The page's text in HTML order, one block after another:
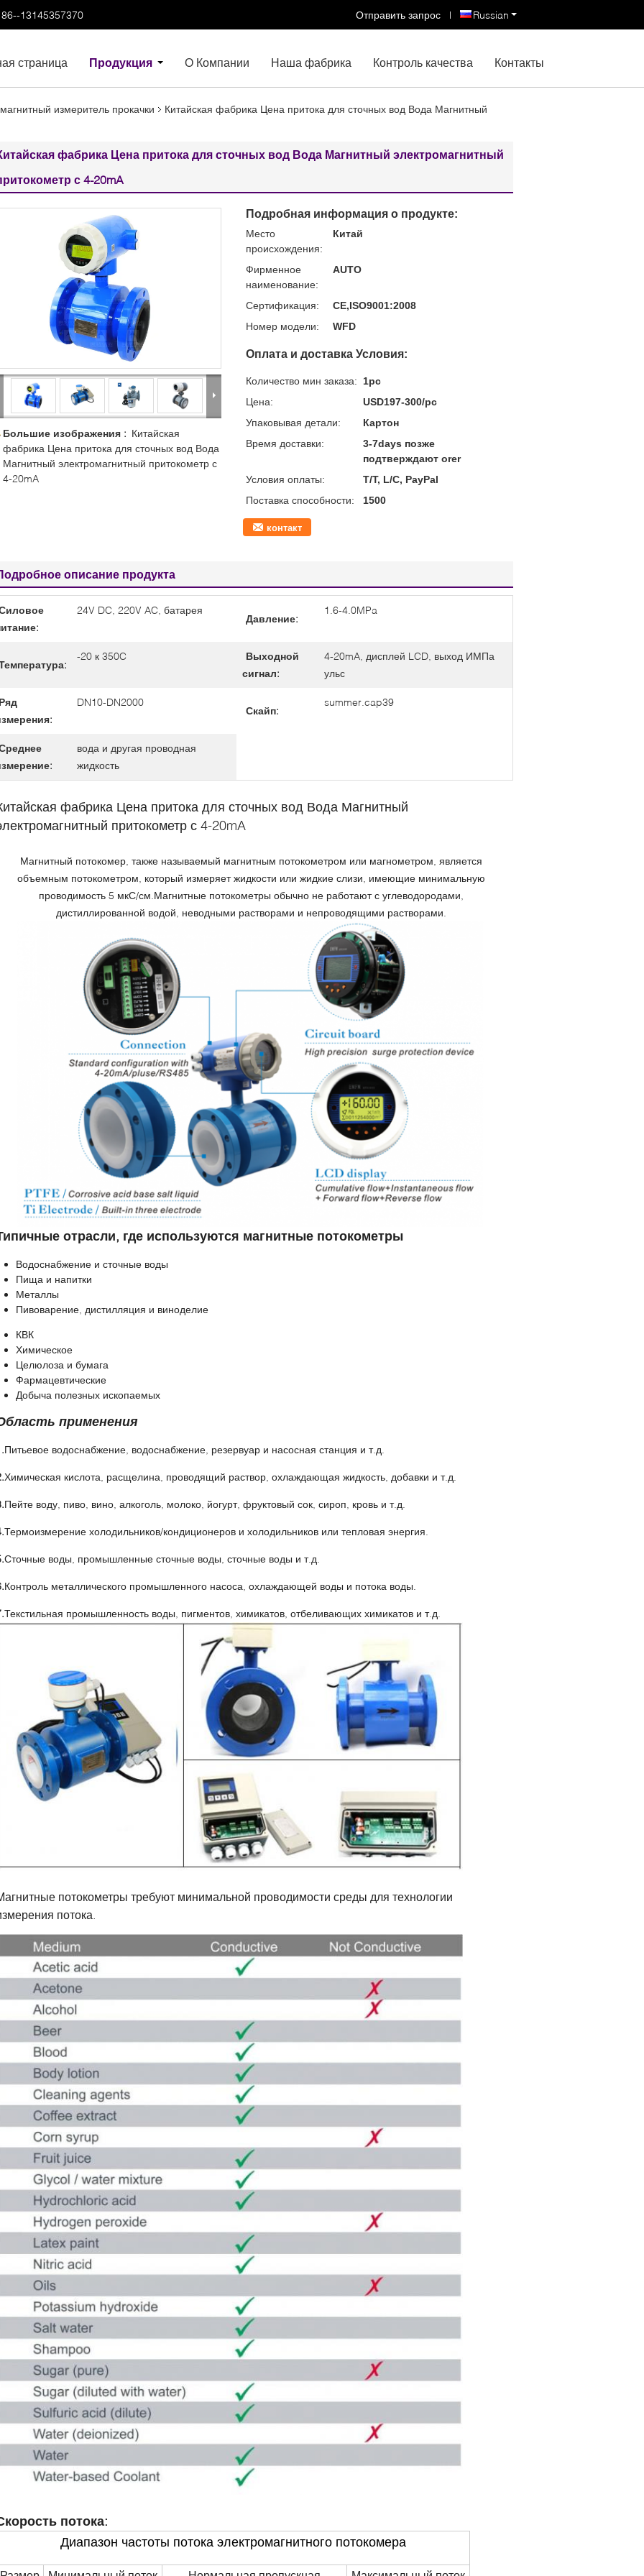
86--13145357370 Russian
Отправить запрос |
страница Продукция О Компании Наша фабрика Контроль качества Контакты
измеритель прокачки Китайская фабрика Цена притока для сточных вод Вода Магнитный
фабрика Цена притока для сточных вод Вода Магнитный электромагнитный
с 4-20mA
Большие изображения : Китайская
фабрика Цена притока для сточных вод Вода
Магнитный электромагнитный притокометр с
4-20mA
Подробная информация о продукте:
Место
происхождения:
Китай
Фирменное
наименование:
AUTO
Сертификация:
CE,ISO9001:2008
Номер модели:
WFD
Оплата и доставка Условия:
Количество мин заказа:
1pc
Цена:
USD197-300/pc
Упаковывая детали:
Картон
Время доставки:
3-7days позже
подтверждают orer
Условия оплаты:
T/T, L/C, PayPal
Поставка способности:
1500
контакт
описание продукта
24V DC, 220V AC, батарея
Давление:
1.6-4.0MPa
-20 к 350C
Выходной
сигнал:
4-20mA, дисплей LCD, выход ИМПа
ульс
DN10-DN2000
Скайп:
summer.cap39
вода и другая проводная
жидкость
фабрика Цена притока для сточных вод Вода Магнитный
притокометр с 4-20mA
Магнитный потокомер, также называемый магнитным потокометром или магнометром, является
объемным потокометром, который измеряет жидкости или жидкие слизи, имеющие минимальную
проводимость 5 мкС/см. Магнитные потокометры обычно не работают с углеводородами,
дистиллированной водой, неводными растворами и непроводящими растворами.
отрасли, где используются магнитные потокометры
Водоснабжение и сточные воды
Пища и напитки
Металлы
Пивоварение, дистилляция и виноделие
КВК
Химическое
Целюлоза и бумага
Фармацевтические
Добыча полезных ископаемых
применения
Питьевое водоснабжение, водоснабжение, резервуар и насосная станция и т.д.
Химическая кислота, расщелина, проводящий раствор, охлаждающая жидкость, добавки и т.д.
Пейте воду, пиво, вино, алкоголь, молоко, йогурт, фруктовый сок, сироп, кровь и т.д.
Термоизмерение холодильников/кондиционеров и холодильников или тепловая энергия.
Сточные воды, промышленные сточные воды, сточные воды и т.д.
Контроль металлического промышленного насоса, охлаждающей воды и потока воды.
Текстильная промышленность воды, пигментов, химикатов, отбеливающих химикатов и т.д.
потокометры требуют минимальной проводимости среды для технологии
потока.
потока:
Диапазон частоты потока электромагнитного потокомера